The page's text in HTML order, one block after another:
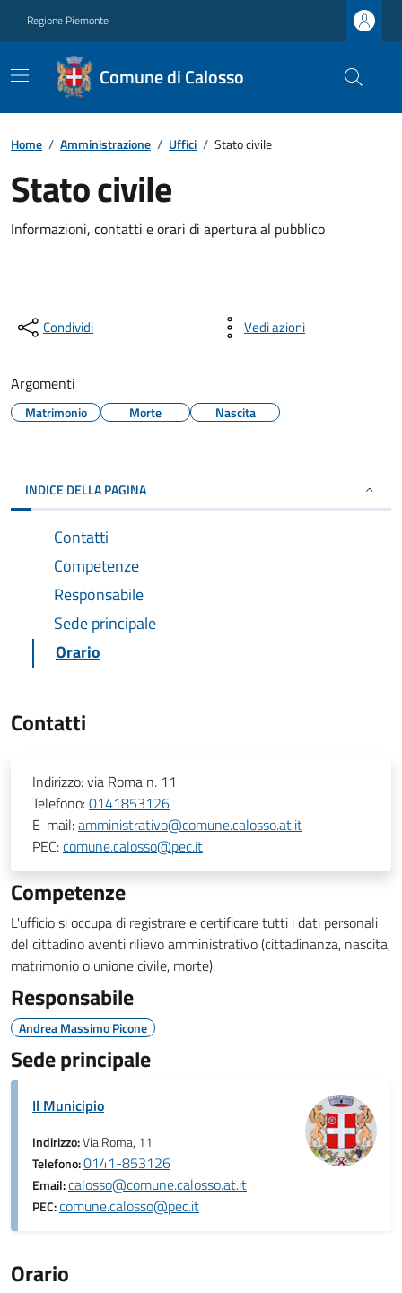
Regione Piemonte
Comune di Calosso
Home / Amministrazione / Uffici / Stato civile
Stato civile
Informazioni, contatti e orari di apertura al pubblico
Condividi Vedi azioni
Argomenti
Matrimonio Morte Nascita
INDICE DELLA PAGINA
Contatti
Competenze
Responsabile
Sede principale
Orario
Contatti
Indirizzo:via Roma n. 11
Telefono:0141853126
E-mail:amministrativo@comune.calosso.at.it
PEC:comune.calosso@pec.it
Competenze
L'ufficio si occupa di registrare e certificare tutti i dati personali
del cittadino aventi rilievo amministrativo (cittadinanza, nascita,
matrimonio o unione civile, morte).
Responsabile
Andrea Massimo Picone
Sede principale
Il Municipio
Indirizzo:Via Roma, 11
Telefono:0141-853126
Email:calosso@comune.calosso.at.it
PEC:comune.calosso@pec.it
Orario